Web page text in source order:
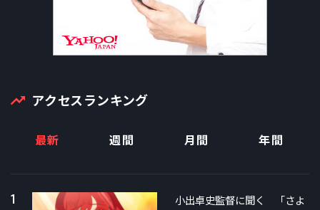
アクセスランキング
最新 週間 月間 年間
1
小出卓史監督に聞く 「さよ